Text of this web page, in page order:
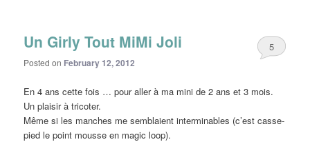
Un Girly Tout MiMi Joli
Posted on February 12, 2012
5
En 4 ans cette fois … pour aller à ma mini de 2 ans et 3 mois.
Un plaisir à tricoter.
Même si les manches me semblaient interminables (c’est casse-
pied le point mousse en magic loop).